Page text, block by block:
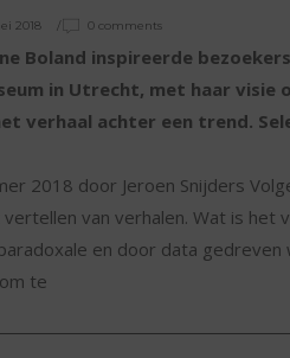
2018 0 comments
Boland inspireerde
in Utrecht, met haar
verhaal achter een trend.
2018 door Jeroen Snijders
van verhalen. Wat is het
en door data
te